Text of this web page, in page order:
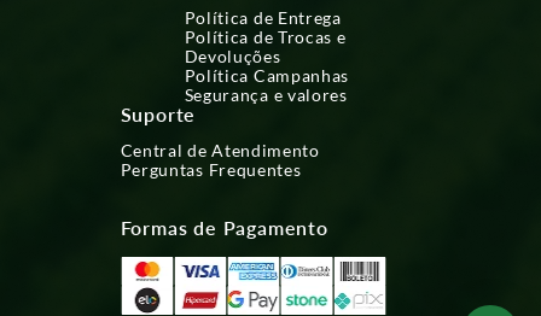
Política de Entrega
Política de Trocas e
Devoluções
Política Campanhas
Segurança e valores
Suporte
Central de Atendimento
Perguntas Frequentes
Formas de Pagamento